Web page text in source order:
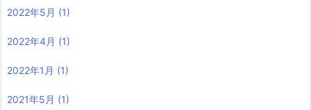
2022年5月 (1)
2022年4月 (1)
2022年1月 (1)
2021年5月 (1)